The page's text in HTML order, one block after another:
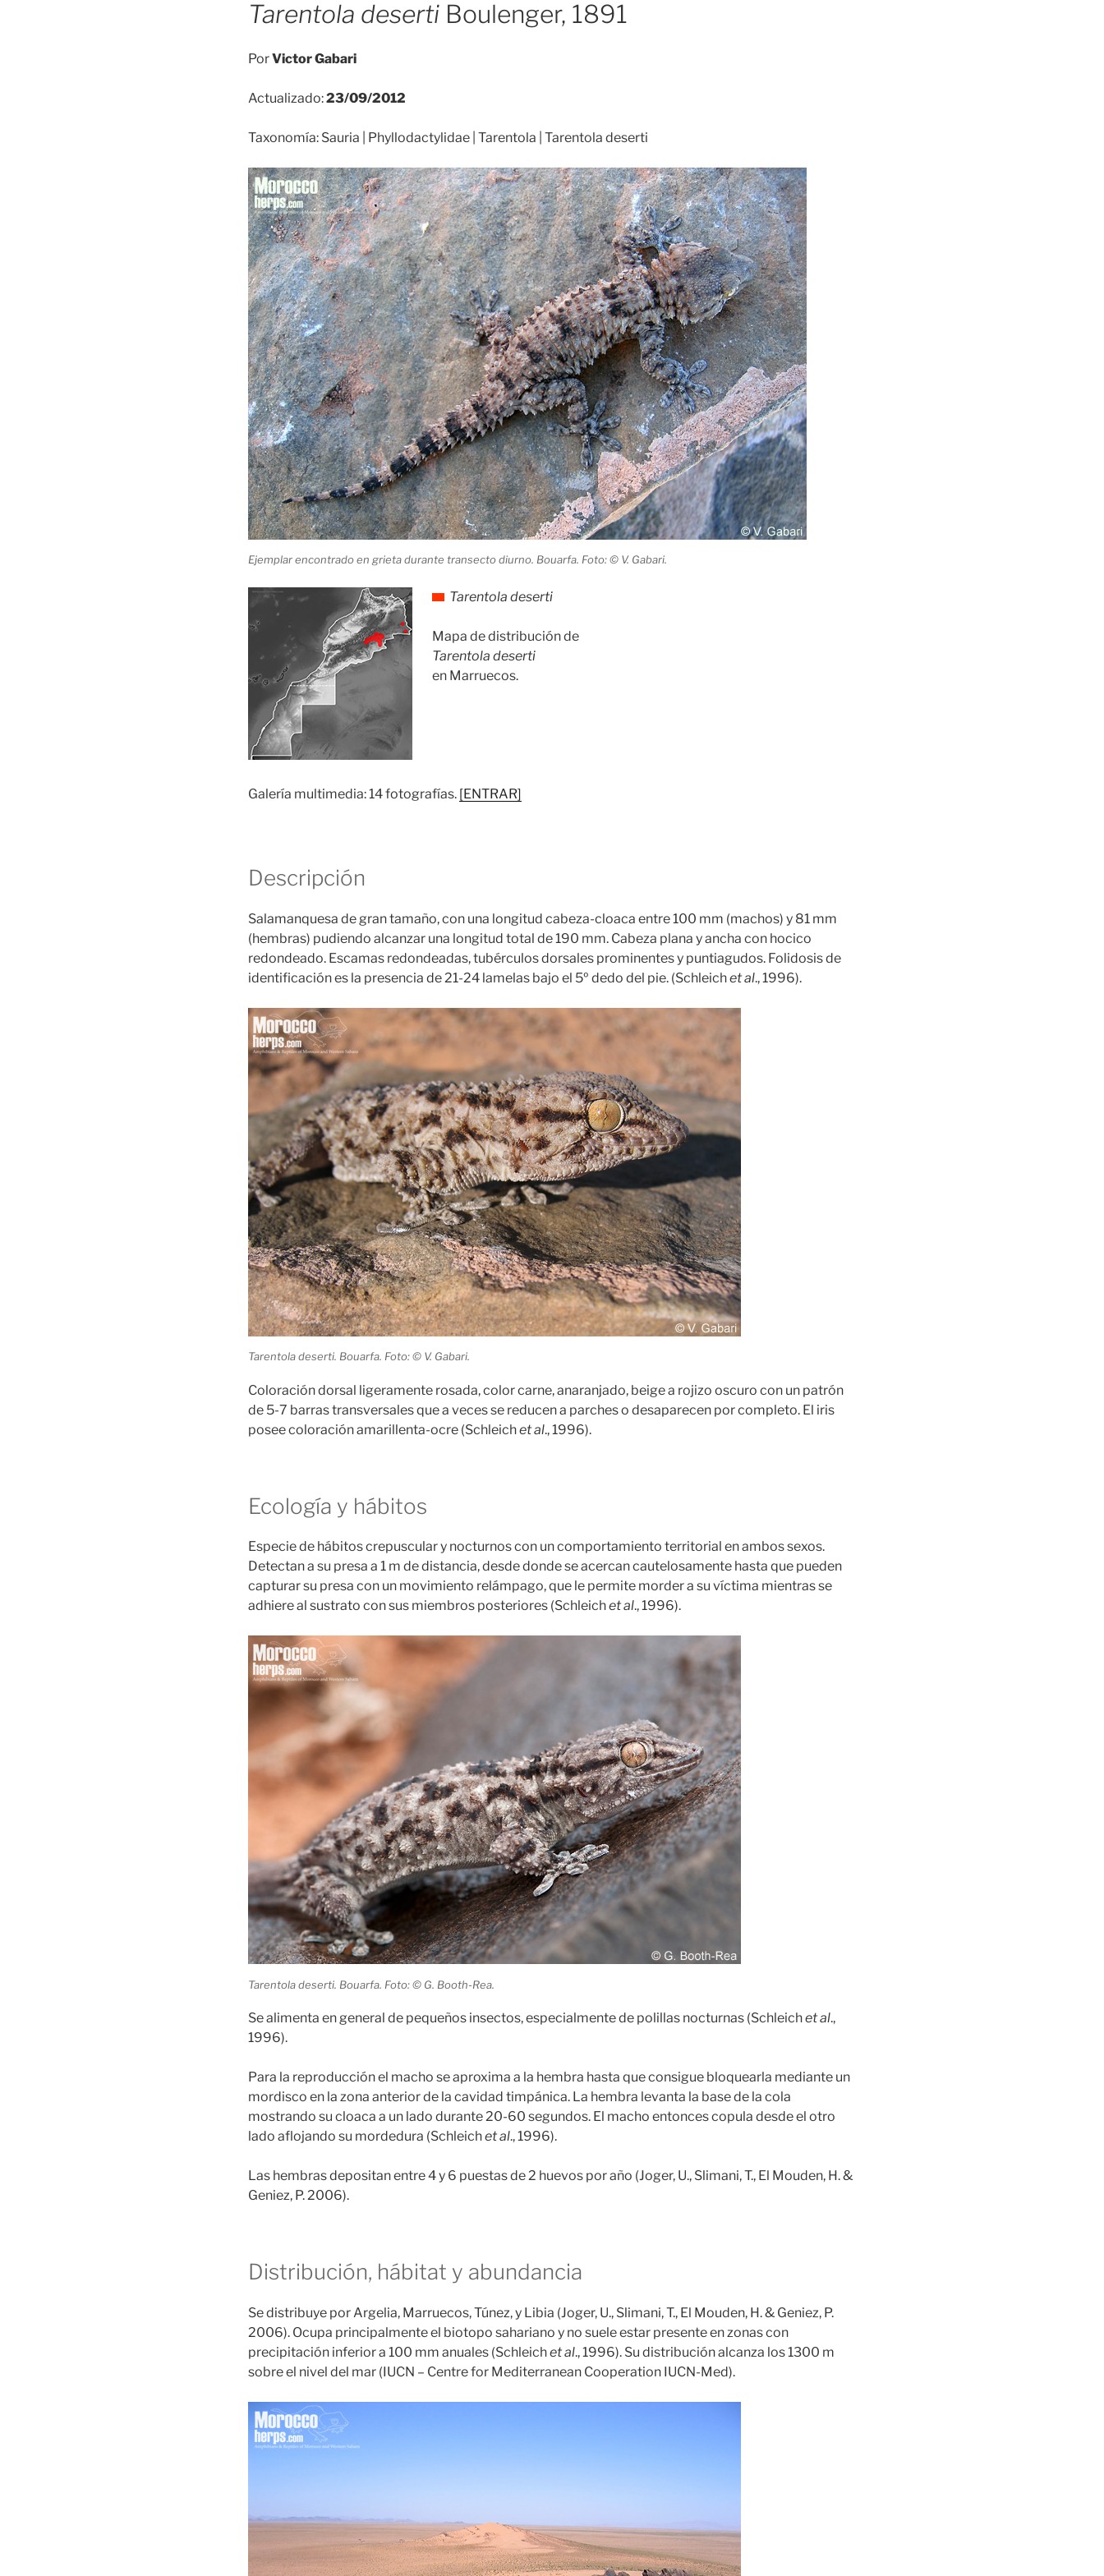
Tarentola deserti Boulenger, 1891
PorVictor Gabari
Actualizado:23/09/2012
Taxonomía: Sauria | Phyllodactylidae | Tarentola | Tarentola deserti
Ejemplar encontrado en grieta durante transecto diurno. Bouarfa. Foto: © V. Gabari.
Tarentola deserti
Mapa de distribución de
Tarentola deserti
en Marruecos.
Galería multimedia: 14 fotografías. [ENTRAR]
Descripción
Salamanquesa de gran tamaño, con una longitud cabeza-cloaca entre 100 mm (machos) y 81 mm
(hembras) pudiendo alcanzar una longitud total de 190 mm. Cabeza plana y ancha con hocico
redondeado. Escamas redondeadas, tubérculos dorsales prominentes y puntiagudos. Folidosis de
identificación es la presencia de 21-24 lamelas bajo el 5º dedo del pie. (Schleichet al., 1996).
Tarentola deserti. Bouarfa. Foto: © V. Gabari.
Coloración dorsal ligeramente rosada, color carne, anaranjado, beige a rojizo oscuro con un patrón
de 5-7 barras transversales que a veces se reducen a parches o desaparecen por completo. El iris
posee coloración amarillenta-ocre (Schleichet al., 1996).
Ecología y hábitos
Especie de hábitos crepuscular y nocturnos con un comportamiento territorial en ambos sexos.
Detectan a su presa a 1 m de distancia, desde donde se acercan cautelosamente hasta que pueden
capturar su presa con un movimiento relámpago, que le permite morder a su víctima mientras se
adhiere al sustrato con sus miembros posteriores (Schleichet al., 1996).
Tarentola deserti. Bouarfa. Foto: © G. Booth-Rea.
Se alimenta en general de pequeños insectos, especialmente de polillas nocturnas (Schleichet al.,
1996).
Para la reproducción el macho se aproxima a la hembra hasta que consigue bloquearla mediante un
mordisco en la zona anterior de la cavidad timpánica. La hembra levanta la base de la cola
mostrando su cloaca a un lado durante 20-60 segundos. El macho entonces copula desde el otro
lado aflojando su mordedura (Schleichet al., 1996).
Las hembras depositan entre 4 y 6 puestas de 2 huevos por año (Joger, U., Slimani, T., El Mouden, H. &
Geniez, P. 2006).
Distribución, hábitat y abundancia
Se distribuye por Argelia, Marruecos, Túnez, y Libia (Joger, U., Slimani, T., El Mouden, H. & Geniez, P.
2006). Ocupa principalmente el biotopo sahariano y no suele estar presente en zonas con
precipitación inferior a 100 mm anuales (Schleichet al., 1996). Su distribución alcanza los 1300 m
sobre el nivel del mar (IUCN – Centre for Mediterranean Cooperation IUCN-Med).